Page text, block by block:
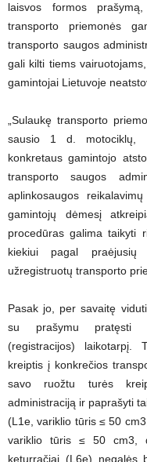
laisvos formos
transporto priemonės
transporto saugos
gali kilti tiems
gamintojai Lietuvoje
„Sulaukę transporto
sausio 1 d. motociklų,
konkretaus gamintojo
transporto saugos
aplinkosaugos
gamintojų dėmesį
procedūras galima taikyti
kiekiui pagal praėjusių
užregistruotų transporto
Pasak jo, per savaitę
su prašymu pratęsti
(registracijos) laikotarpį.
kreiptis į konkrečios
savo ruožtu turės
administraciją ir paprašyti
(L1e, variklio tūris ≤ 50
variklio tūris ≤ 50 cm3,
keturračiai (L6e) negalės